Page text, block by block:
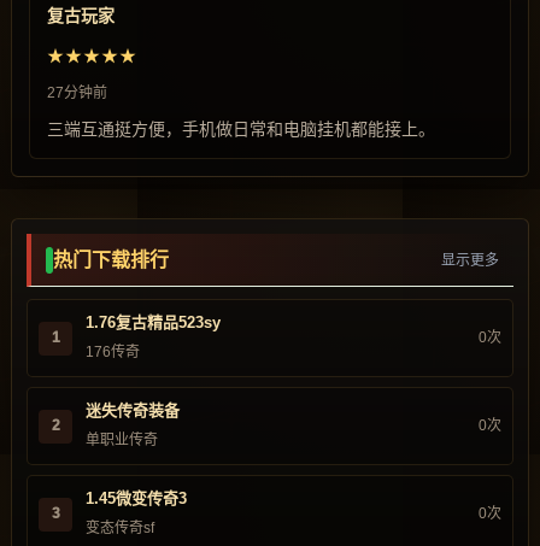
复古玩家
★★★★★
27分钟前
三端互通挺方便，手机做日常和电脑挂机都能接上。
热门下载排行 显示更多
1
1.76复古精品523sy
176传奇
0次
2
迷失传奇装备
单职业传奇
0次
3
1.45微变传奇3
变态传奇sf
0次